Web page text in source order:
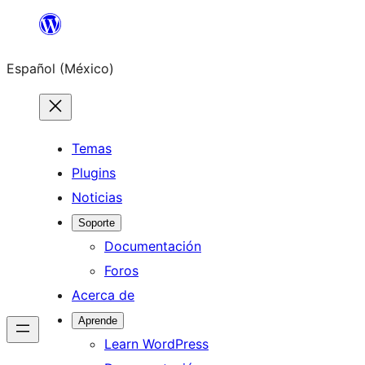
Saltar
contenido
Español (México)
Temas
Plugins
Noticias
Soporte
Documentación
Foros
Acerca de
Aprende
Learn WordPress